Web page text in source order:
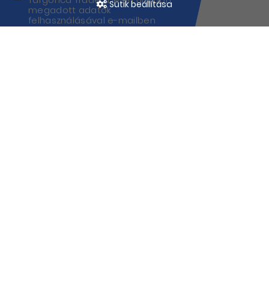
megadott adatok
felhasználásával e-mailben
kapcsolatba lépjen velem
Sütik beállítása